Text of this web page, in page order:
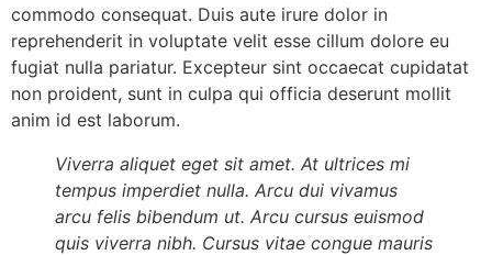
commodo consequat. Duis aute irure dolor in
reprehenderit in voluptate velit esse cillum dolore eu
fugiat nulla pariatur. Excepteur sint occaecat cupidatat
non proident, sunt in culpa qui officia deserunt mollit
anim id est laborum.
Viverra aliquet eget sit amet. At ultrices mi
tempus imperdiet nulla. Arcu dui vivamus
arcu felis bibendum ut. Arcu cursus euismod
quis viverra nibh. Cursus vitae congue mauris